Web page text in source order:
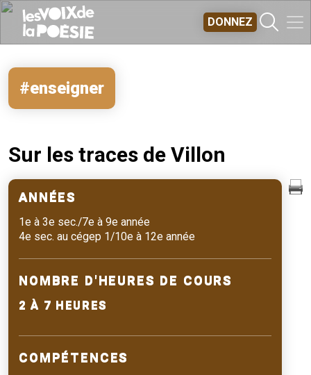
DONNEZ
#enseigner
Sur les traces de Villon
ANNÉES
1e à 3e sec./7e à 9e année
4e sec. au cégep 1/10e à 12e année
NOMBRE D'HEURES DE COURS
2 À 7 HEURES
COMPÉTENCES